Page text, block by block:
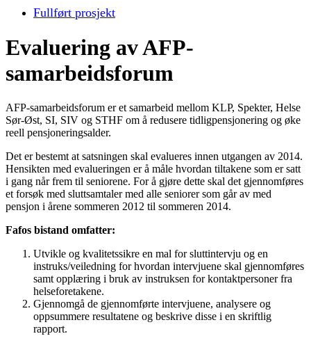
Fullført prosjekt
Evaluering av AFP-
samarbeidsforum
AFP-samarbeidsforum er et samarbeid mellom KLP, Spekter, Helse
Sør-Øst, SI, SIV og STHF om å redusere tidligpensjonering og øke
reell pensjoneringsalder.
Det er bestemt at satsningen skal evalueres innen utgangen av 2014.
Hensikten med evalueringen er å måle hvordan tiltakene som er satt
i gang når frem til seniorene. For å gjøre dette skal det gjennomføres
et forsøk med sluttsamtaler med alle seniorer som går av med
pensjon i årene sommeren 2012 til sommeren 2014.
Fafos bistand omfatter:
Utvikle og kvalitetssikre en mal for sluttintervju og en
instruks/veiledning for hvordan intervjuene skal gjennomføres
samt opplæring i bruk av instruksen for kontakt­personer fra
helseforetakene.
Gjennomgå de gjennomførte intervjuene, analysere og
oppsummere resultatene og beskrive disse i en skriftlig
rapport.